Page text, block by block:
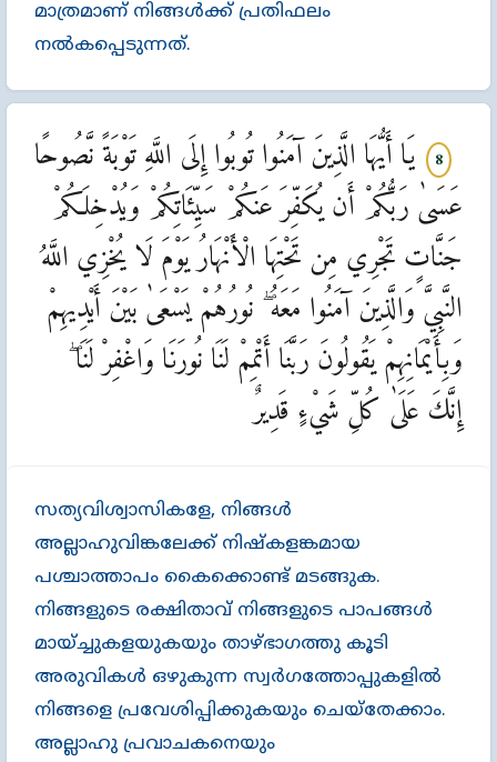
മാത്രമാണ്‌ നിങ്ങള്‍ക്ക്‌ പ്രതിഫലം
നല്‍കപ്പെടുന്നത്‌.
സത്യവിശ്വാസികളേ, നിങ്ങള്‍
അല്ലാഹുവിങ്കലേക്ക്‌ നിഷ്കളങ്കമായ
പശ്ചാത്താപം കൈക്കൊണ്ട്‌ മടങ്ങുക.
നിങ്ങളുടെ രക്ഷിതാവ്‌ നിങ്ങളുടെ പാപങ്ങള്‍
മായ്ച്ചുകളയുകയും താഴ്ഭാഗത്തു കൂടി
അരുവികള്‍ ഒഴുകുന്ന സ്വര്‍ഗത്തോപ്പുകളില്‍
നിങ്ങളെ പ്രവേശിപ്പിക്കുകയും ചെയ്തേക്കാം.
അല്ലാഹു പ്രവാചകനെയും
8
يَا أَيُّهَا الَّذِينَ آمَنُوا تُوبُوا إِلَى اللَّهِ تَوْبَةً نَّصُوحًا
عَسَىٰ رَبُّكُمْ أَن يُكَفِّرَ عَنكُمْ سَيِّئَاتِكُمْ وَيُدْخِلَكُمْ
جَنَّاتٍ تَجْرِي مِن تَحْتِهَا الْأَنْهَارُ يَوْمَ لَا يُخْزِي اللَّهُ
النَّبِيَّ وَالَّذِينَ آمَنُوا مَعَهُ ۖ نُورُهُمْ يَسْعَىٰ بَيْنَ أَيْدِيهِمْ
وَبِأَيْمَانِهِمْ يَقُولُونَ رَبَّنَا أَتْمِمْ لَنَا نُورَنَا وَاغْفِرْ لَنَا ۖ
إِنَّكَ عَلَىٰ كُلِّ شَيْءٍ قَدِيرٌ